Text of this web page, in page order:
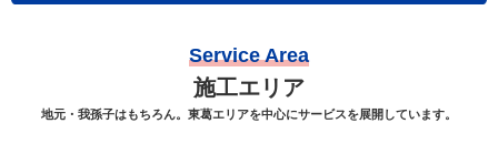
Service Area
施工エリア
地元・我孫子はもちろん。東葛エリアを中心にサービスを展開しています。